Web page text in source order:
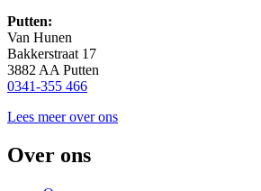
Putten:
Van Hunen
Bakkerstraat 17
3882 AA Putten
0341-355 466
Lees meer over ons
Over ons